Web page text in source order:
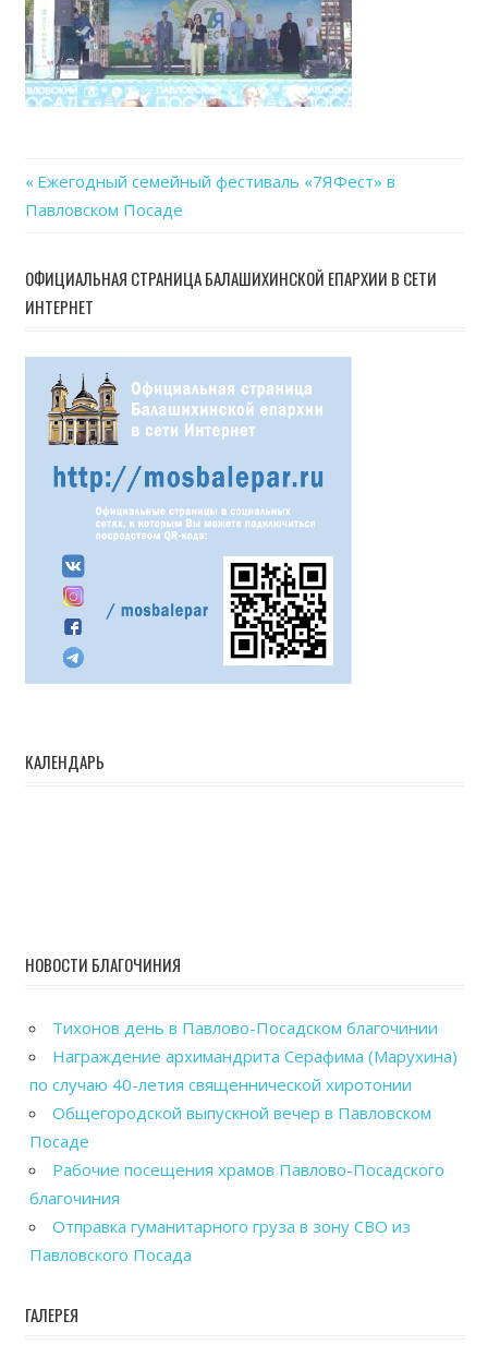
Навигация
записям
Previous
Post:
Ежегодный семейный фестиваль «7ЯФест» в
Павловском Посаде
ОФИЦИАЛЬНАЯ СТРАНИЦА БАЛАШИХИНСКОЙ ЕПАРХИИ В СЕТИ
ИНТЕРНЕТ
КАЛЕНДАРЬ
НОВОСТИ БЛАГОЧИНИЯ
Тихонов день в Павлово-Посадском благочинии
Награждение архимандрита Серафима (Марухина)
по случаю 40-летия священнической хиротонии
Общегородской выпускной вечер в Павловском
Посаде
Рабочие посещения храмов Павлово-Посадского
благочиния
Отправка гуманитарного груза в зону СВО из
Павловского Посада
ГАЛЕРЕЯ